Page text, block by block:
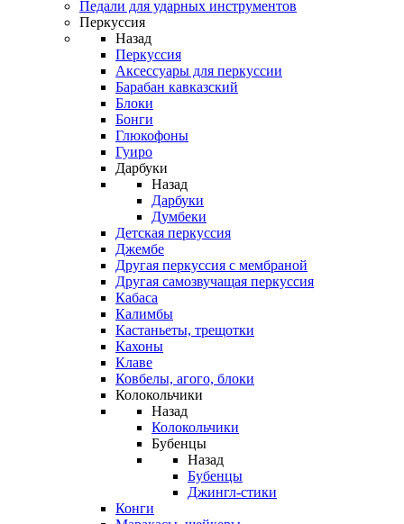
Педали для ударных инструментов
Перкуссия
Назад
Перкуссия
Аксессуары для перкуссии
Барабан кавказский
Блоки
Бонги
Глюкофоны
Гуиро
Дарбуки
Назад
Дарбуки
Думбеки
Детская перкуссия
Джембе
Другая перкуссия с мембраной
Другая самозвучащая перкуссия
Кабаса
Калимбы
Кастаньеты, трещотки
Кахоны
Клаве
Ковбелы, агого, блоки
Колокольчики
Назад
Колокольчики
Бубенцы
Назад
Бубенцы
Джингл-стики
Конги